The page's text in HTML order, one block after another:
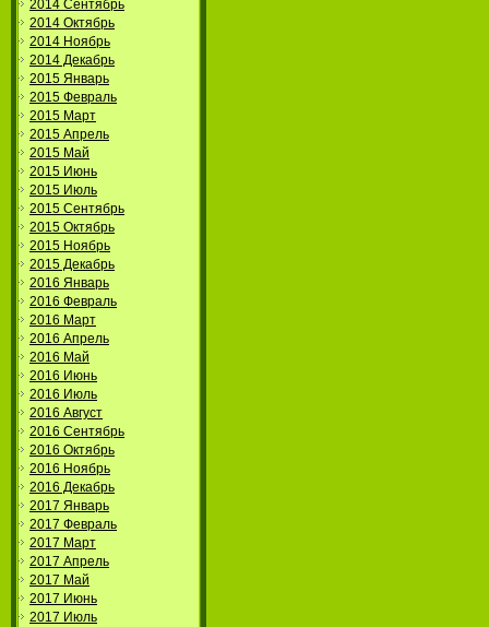
2014 Сентябрь
2014 Октябрь
2014 Ноябрь
2014 Декабрь
2015 Январь
2015 Февраль
2015 Март
2015 Апрель
2015 Май
2015 Июнь
2015 Июль
2015 Сентябрь
2015 Октябрь
2015 Ноябрь
2015 Декабрь
2016 Январь
2016 Февраль
2016 Март
2016 Апрель
2016 Май
2016 Июнь
2016 Июль
2016 Август
2016 Сентябрь
2016 Октябрь
2016 Ноябрь
2016 Декабрь
2017 Январь
2017 Февраль
2017 Март
2017 Апрель
2017 Май
2017 Июнь
2017 Июль